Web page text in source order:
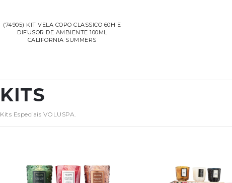
(74905) KIT VELA COPO CLASSICO 60H E
DIFUSOR DE AMBIENTE 100ML
CALIFORNIA SUMMERS
KITS
Kits Especiais VOLUSPA.